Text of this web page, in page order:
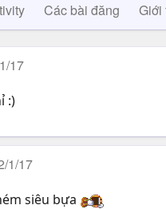
Các bài đăng Giới
17
:)
1/17
siêu bựa